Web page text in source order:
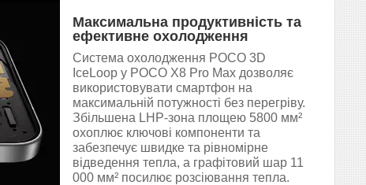
Максимальна продуктивність та
ефективне охолодження
Система охолодження POCO 3D
IceLoop у POCO X8 Pro Max дозволяє
використовувати смартфон на
максимальній потужності без перегріву.
Збільшена LHP-зона площею 5800 мм²
охоплює ключові компоненти та
забезпечує швидке та рівномірне
відведення тепла, а графітовий шар 11
000 мм² посилює розсіювання тепла.